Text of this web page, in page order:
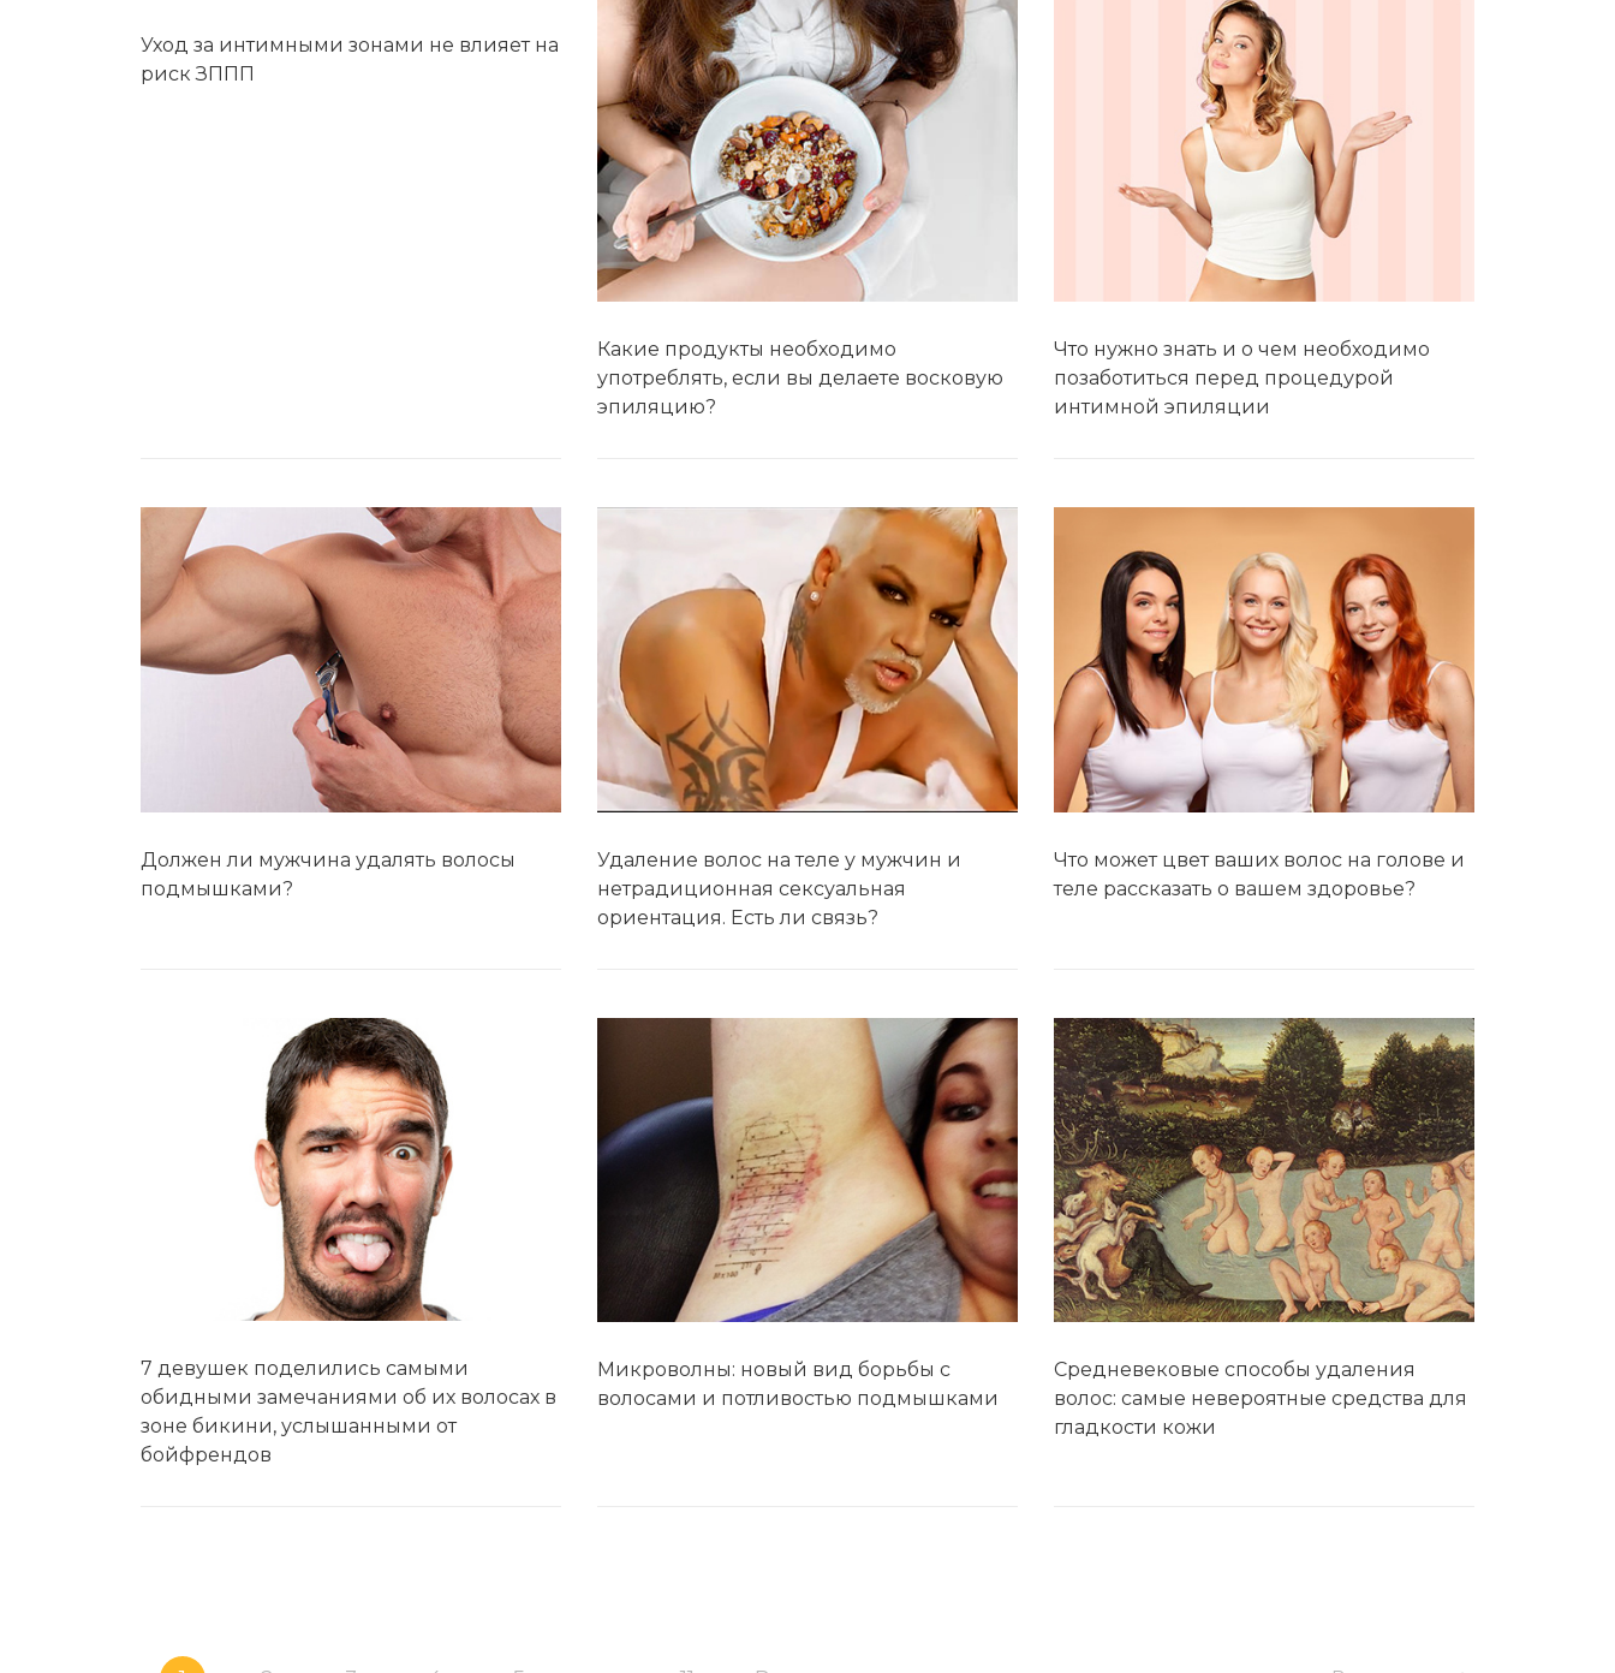
Уход за интимными зонами не влияет на
риск ЗППП
Какие продукты необходимо
употреблять, если вы делаете восковую
эпиляцию?
Что нужно знать и о чем необходимо
позаботиться перед процедурой
интимной эпиляции
Должен ли мужчина удалять волосы
подмышками?
Удаление волос на теле у мужчин и
нетрадиционная сексуальная
ориентация. Есть ли связь?
Что может цвет ваших волос на голове и
теле рассказать о вашем здоровье?
7 девушек поделились самыми
обидными замечаниями об их волосах в
зоне бикини, услышанными от
бойфрендов
Микроволны: новый вид борьбы с
волосами и потливостью подмышками
Cредневековые способы удаления
волос: самые невероятные средства для
гладкости кожи